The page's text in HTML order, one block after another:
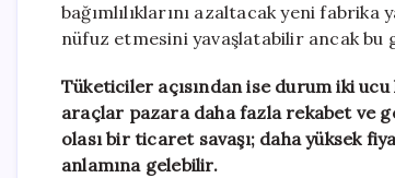
bağımlılıklarını azaltacak yeni
nüfuz etmesini yavaşlatabilir ancak bu
Tüketiciler açısından ise durum iki
araçlar pazara daha fazla rekabet ve
olası bir ticaret savaşı; daha yüksek
anlamına gelebilir.